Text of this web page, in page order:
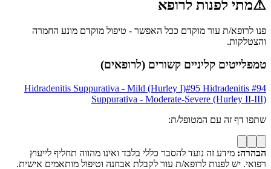
⚠מתי לפנות לרופא
פנו לרופא/ת עור מוקדם ככל האפשר - טיפול מוקדם מונע החמרה
והצטלקות.
טמפלייטים קליניים קשורים (לרופאים)
#94
Hidradenitis Suppurativa - Mild (Hurley I)#95 Hidradenitis
Suppurativa - Moderate-Severe (Hurley II-III)
שתפו דף זה עם המטופל/ת:
הבהרה: מידע זה נועד להסבר כללי בלבד ואינו מהווה תחליף לייעוץ
רפואי. יש לפנות לרופא/ת עור לקבלת אבחנה וטיפול מותאמים אישית.